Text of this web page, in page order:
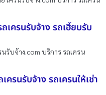
เครนรับจ้าง รถเฮี๊ยบรับ
รับจ้าง.com บริการ รถเครน
รนรับจ้าง รถเครนให้เช่า